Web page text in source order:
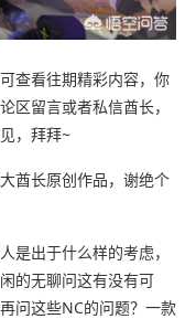
查看往期精彩内容，你
区留言或者私信酋长，
，拜拜~
酋长原创作品，谢绝个
是出于什么样的考虑，
的无聊问这有没有可
问这些NC的问题？一款